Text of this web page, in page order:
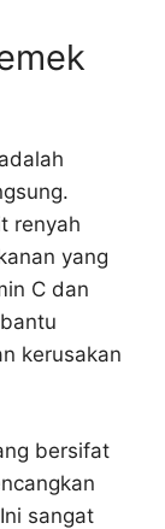
renyah
yang
C dan
kerusakan
bersifat
sangat